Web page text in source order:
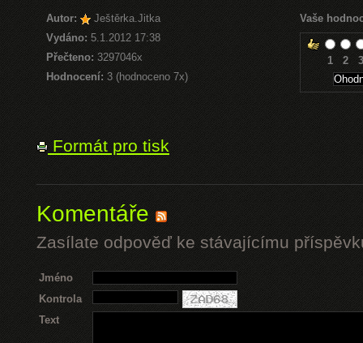
Autor:
Ještěrka.Jitka
Vydáno: 5.1.2012 17:38
Přečteno: 3297046x
Hodnocení: 3 (hodnoceno 7x)
Vaše
1 2 3
Formát pro tisk
Komentáře
Zasílate odpověď ke stávajícímu
Jméno
Kontrola
Text